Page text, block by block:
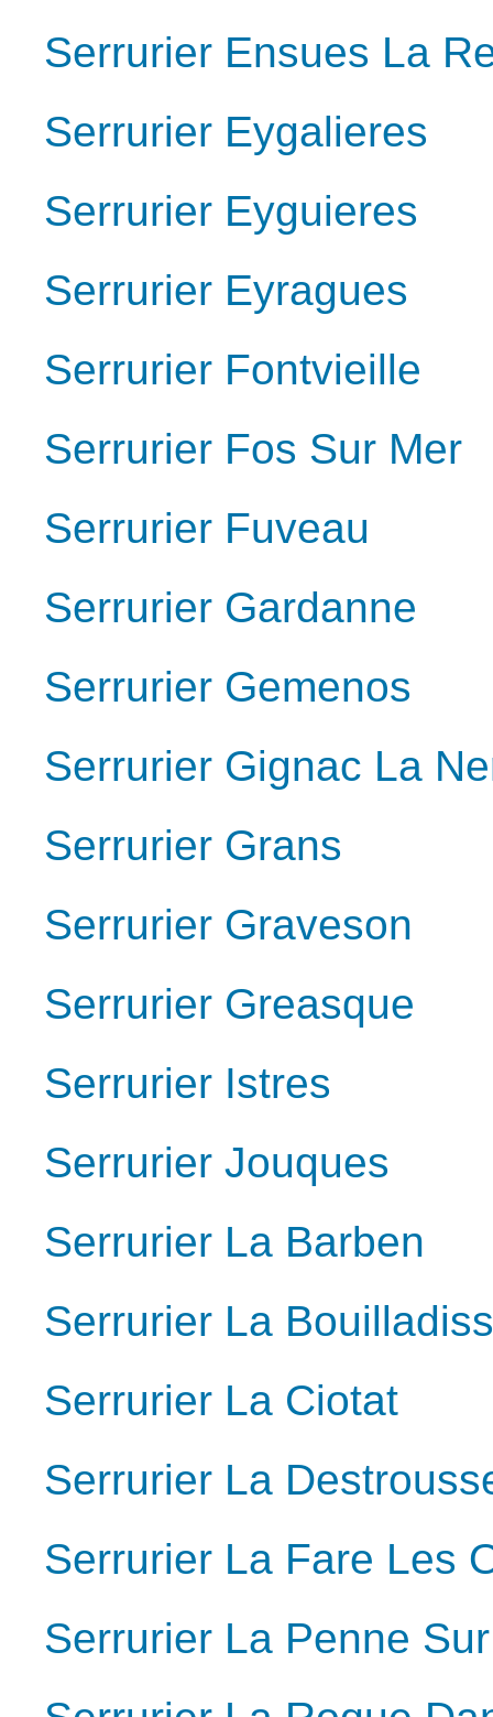
Serrurier Ensues La
Serrurier Eygalieres
Serrurier Eyguieres
Serrurier Eyragues
Serrurier Fontvieille
Serrurier Fos Sur Mer
Serrurier Fuveau
Serrurier Gardanne
Serrurier Gemenos
Serrurier Gignac La
Serrurier Grans
Serrurier Graveson
Serrurier Greasque
Serrurier Istres
Serrurier Jouques
Serrurier La Barben
Serrurier La
Serrurier La Ciotat
Serrurier La
Serrurier La Fare Les
Serrurier La Penne